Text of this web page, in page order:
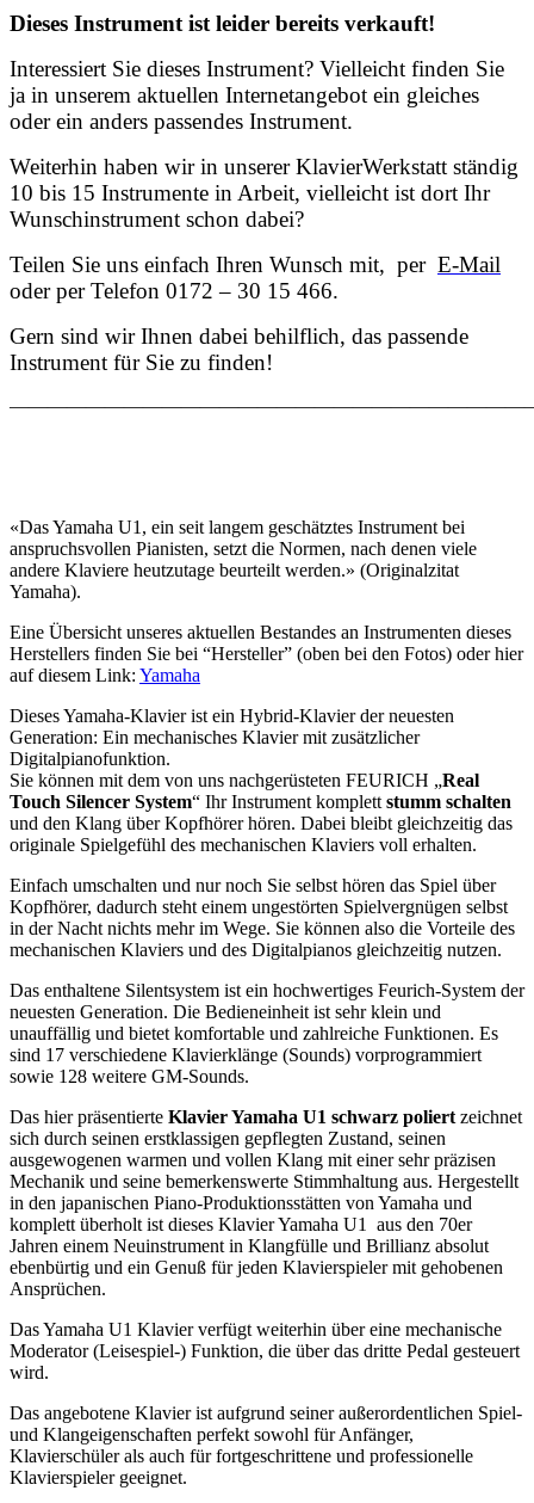
Dieses Instrument ist leider bereits verkauft!
Interessiert Sie dieses Instrument? Vielleicht finden Sie
ja in unserem aktuellen Internetangebot ein gleiches
oder ein anders passendes Instrument.
Weiterhin haben wir in unserer KlavierWerkstatt ständig
10 bis 15 Instrumente in Arbeit, vielleicht ist dort Ihr
Wunschinstrument schon dabei?
Teilen Sie uns einfach Ihren Wunsch mit, per E-Mail
oder per Telefon 0172 – 30 15 466.
Gern sind wir Ihnen dabei behilflich, das passende
Instrument für Sie zu finden!
«Das Yamaha U1, ein seit langem geschätztes Instrument bei
anspruchsvollen Pianisten, setzt die Normen, nach denen viele
andere Klaviere heutzutage beurteilt werden.» (Originalzitat
Yamaha).
Eine Übersicht unseres aktuellen Bestandes an Instrumenten dieses
Herstellers finden Sie bei “Hersteller” (oben bei den Fotos) oder hier
auf diesem Link: Yamaha
Dieses Yamaha-Klavier ist ein Hybrid-Klavier der neuesten
Generation: Ein mechanisches Klavier mit zusätzlicher
Digitalpianofunktion.
Sie können mit dem von uns nachgerüsteten FEURICH „Real
Touch Silencer System“ Ihr Instrument komplett stumm schalten
und den Klang über Kopfhörer hören. Dabei bleibt gleichzeitig das
originale Spielgefühl des mechanischen Klaviers voll erhalten.
Einfach umschalten und nur noch Sie selbst hören das Spiel über
Kopfhörer, dadurch steht einem ungestörten Spielvergnügen selbst
in der Nacht nichts mehr im Wege. Sie können also die Vorteile des
mechanischen Klaviers und des Digitalpianos gleichzeitig nutzen.
Das enthaltene Silentsystem ist ein hochwertiges Feurich-System der
neuesten Generation. Die Bedieneinheit ist sehr klein und
unauffällig und bietet komfortable und zahlreiche Funktionen. Es
sind 17 verschiedene Klavierklänge (Sounds) vorprogrammiert
sowie 128 weitere GM-Sounds.
Das hier präsentierte Klavier Yamaha U1 schwarz poliert zeichnet
sich durch seinen erstklassigen gepflegten Zustand, seinen
ausgewogenen warmen und vollen Klang mit einer sehr präzisen
Mechanik und seine bemerkenswerte Stimmhaltung aus. Hergestellt
in den japanischen Piano-Produktionsstätten von Yamaha und
komplett überholt ist dieses Klavier Yamaha U1 aus den 70er
Jahren einem Neuinstrument in Klangfülle und Brillianz absolut
ebenbürtig und ein Genuß für jeden Klavierspieler mit gehobenen
Ansprüchen.
Das Yamaha U1 Klavier verfügt weiterhin über eine mechanische
Moderator (Leisespiel-) Funktion, die über das dritte Pedal gesteuert
wird.
Das angebotene Klavier ist aufgrund seiner außerordentlichen Spiel-
und Klangeigenschaften perfekt sowohl für Anfänger,
Klavierschüler als auch für fortgeschrittene und professionelle
Klavierspieler geeignet.